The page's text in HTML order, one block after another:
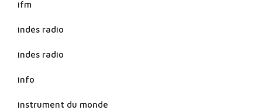
ifm
indés radio
indes radio
info
instrument du monde